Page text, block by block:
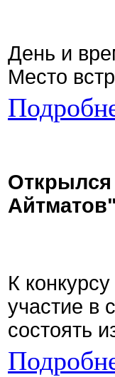
День и
Место
Открылся
К
участие в
состоять